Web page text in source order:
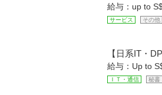
給与：up to
サービス その他
【日系IT・
給与：Up to
ＩＴ・通信 秘書